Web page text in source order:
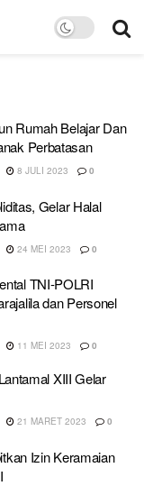
Rumah Belajar Dan
Perbatasan
8 JULI 2023 0
Gelar Halal
24 MEI 2023 0
TNI-POLRI
dan Personel
11 MEI 2023 0
XIII Gelar
21 MARET 2023 0
Izin Keramaian